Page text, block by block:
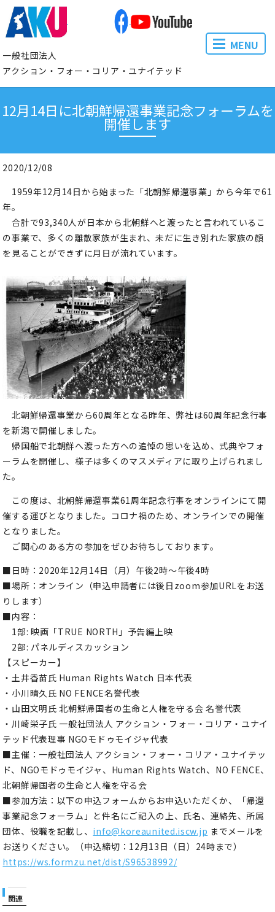
一般社団法人
アクション・フォー・コリア・ユナイテッド
MENU
12月14日に北朝鮮帰還事業記念フォーラムを
開催します
2020/12/08
1959年12月14日から始まった「北朝鮮帰還事業」から今年で61
年。
合計で93,340人が日本から北朝鮮へと渡ったと言われているこ
の事業で、多くの離散家族が生まれ、未だに生き別れた家族の顔
を見ることができずに月日が流れています。
北朝鮮帰還事業から60周年となる昨年、弊社は60周年記念行事
を新潟で開催しました。
帰国船で北朝鮮へ渡った方への追悼の思いを込め、式典やフォ
ーラムを開催し、様子は多くのマスメディアに取り上げられまし
た。
この度は、北朝鮮帰還事業61周年記念行事をオンラインにて開
催する運びとなりました。コロナ禍のため、オンラインでの開催
となりました。
ご関心のある方の参加をぜひお待ちしております。
■日時：2020年12月14日（月）午後2時〜午後4時
■場所：オンライン（申込申請者には後日zoom参加URLをお送
りします）
■内容：
1部: 映画「TRUE NORTH」予告編上映
2部: パネルディスカッション
【スピーカー】
・土井香苗氏 Human Rights Watch 日本代表
・小川晴久氏 NO FENCE名誉代表
・山田文明氏 北朝鮮帰国者の生命と人権を守る会 名誉代表
・川崎栄子氏 一般社団法人 アクション・フォー・コリア・ユナイ
テッド代表理事 NGOモドゥモイジャ代表
■主催：一般社団法人 アクション・フォー・コリア・ユナイテッ
ド、NGOモドゥモイジャ、Human Rights Watch、NO FENCE、
北朝鮮帰国者の生命と人権を守る会
■参加方法：以下の申込フォームからお申込いただくか、「帰還
事業記念フォーラム」と件名にご記入の上、氏名、連絡先、所属
団体、役職を記載し、 info@koreaunited.iscw.jp までメールを
お送りください。（申込締切：12月13日（日）24時まで）
https://ws.formzu.net/dist/S96538992/
関連